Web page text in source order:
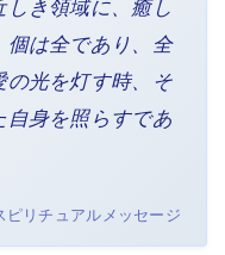
き領域に、癒し
個は全であり、全
の光を灯す時、そ
自身を照らすであ
リチュアルメッセージ